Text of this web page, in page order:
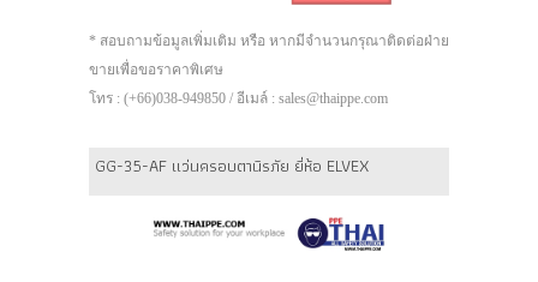
* สอบถามข้อมูลเพิ่มเติม หรือ หากมีจำนวนกรุณาติดต่อฝ่าย
ขายเพื่อขอราคาพิเศษ
โทร : (+66)038-949850 / อีเมล์ : sales@thaippe.com
GG-35-AF แว่นครอบตานิรภัย ยี่ห้อ ELVEX